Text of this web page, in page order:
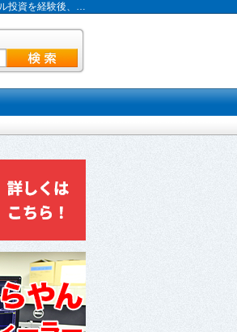
投資を経験後、…